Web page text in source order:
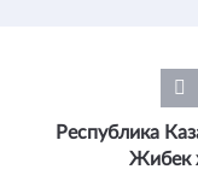
Республика
Жибек